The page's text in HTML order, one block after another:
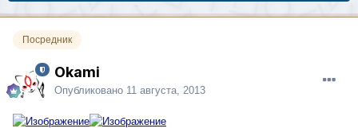
Посредник
Okami
Опубликовано 11 августа, 2013